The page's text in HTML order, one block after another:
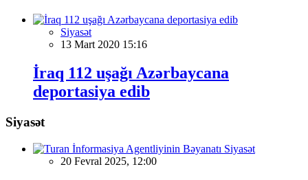
Siyasət
13 Mart 2020 15:16
İraq 112 uşağı Azərbaycana
deportasiya edib
Siyasət
Siyasət
20 Fevral 2025, 12:00